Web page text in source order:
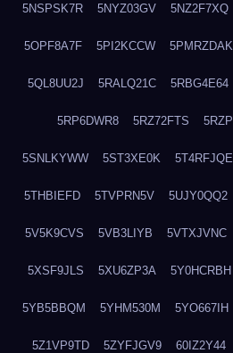
5NSPSK7R 5NYZ03GV 5NZ2F7XQ
5OPF8A7F 5PI2KCCW 5PMRZDAK
5QL8UU2J 5RALQ21C 5RBG4E64
5RP6DWR8 5RZ72FTS
5SNLKYWW 5ST3XE0K 5T4RFJQE
5THBIEFD 5TVPRN5V 5UJY0QQ2
5V5K9CVS 5VB3LIYB 5VTXJVNC
5XSF9JLS 5XU6ZP3A 5Y0HCRBH
5YB5BBQM 5YHM530M 5YO667IH
5Z1VP9TD 5ZYFJGV9 60IZ2Y44